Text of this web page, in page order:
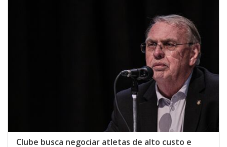
Clube busca negociar atletas de alto custo e